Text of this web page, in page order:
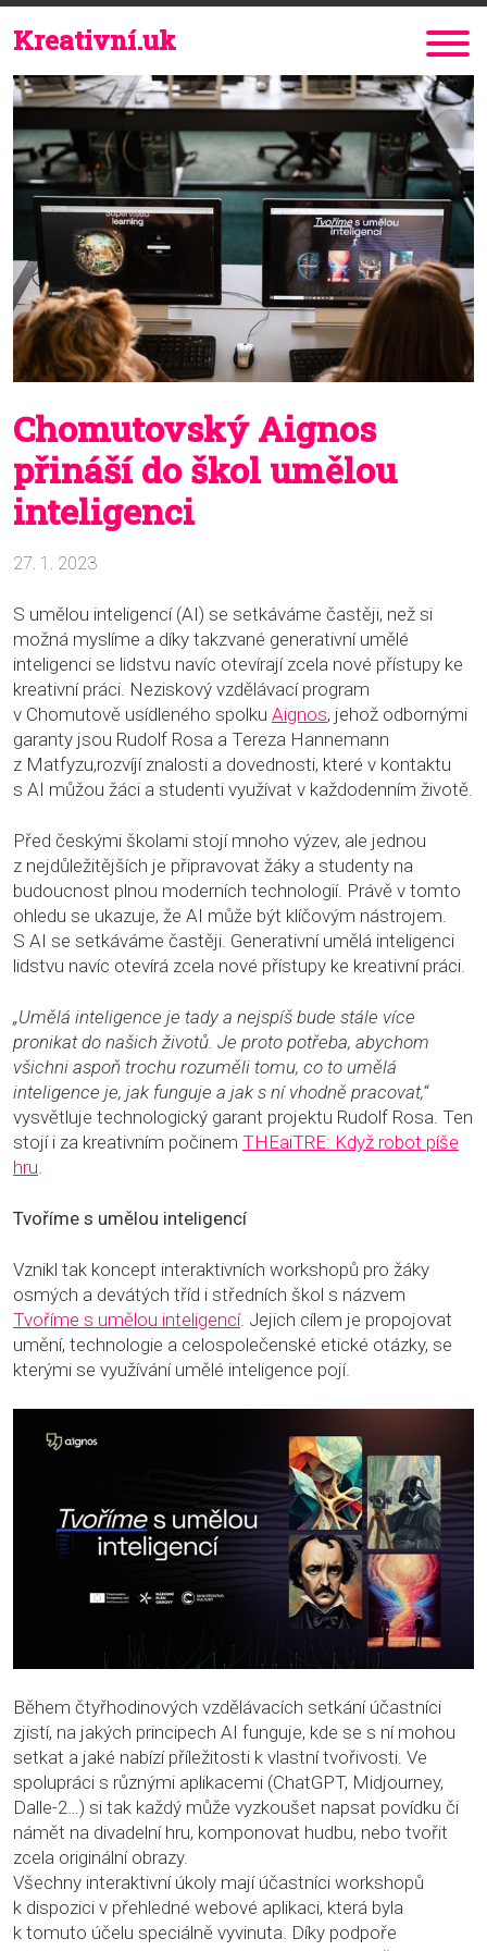
Kreativní.uk
Chomutovský Aignos
přináší do škol umělou
inteligenci
27. 1. 2023
S umělou inteligencí (AI) se setkáváme častěji, než si
možná myslíme a díky takzvané generativní umělé
inteligenci se lidstvu navíc otevírají zcela nové přístupy ke
kreativní práci. Neziskový vzdělávací program
v Chomutově usídleného spolku Aignos, jehož odbornými
garanty jsou Rudolf Rosa a Tereza Hannemann
z Matfyzu,rozvíjí znalosti a dovednosti, které v kontaktu
s AI můžou žáci a studenti využívat v každodenním životě.
Před českými školami stojí mnoho výzev, ale jednou
z nejdůležitějších je připravovat žáky a studenty na
budoucnost plnou moderních technologií. Právě v tomto
ohledu se ukazuje, že AI může být klíčovým nástrojem.
S AI se setkáváme častěji. Generativní umělá inteligenci
lidstvu navíc otevírá zcela nové přístupy ke kreativní práci.
„Umělá inteligence je tady a nejspíš bude stále více
pronikat do našich životů. Je proto potřeba, abychom
všichni aspoň trochu rozuměli tomu, co to umělá
inteligence je, jak funguje a jak s ní vhodně pracovat,“
vysvětluje technologický garant projektu Rudolf Rosa. Ten
stojí i za kreativním počinem THEaiTRE: Když robot píše
hru
Tvoříme s umělou inteligencí
Vznikl tak koncept interaktivních workshopů pro žáky
osmých a devátých tříd i středních škol s názvem
Tvoříme s umělou inteligencí. Jejich cílem je propojovat
umění, technologie a celospolečenské etické otázky, se
kterými se využívání umělé inteligence pojí.
Během čtyřhodinových vzdělávacích setkání účastníci
zjistí, na jakých principech AI funguje, kde se s ní mohou
setkat a jaké nabízí příležitosti k vlastní tvořivosti. Ve
spolupráci s různými aplikacemi (ChatGPT, Midjourney,
Dalle-2…) si tak každý může vyzkoušet napsat povídku či
námět na divadelní hru, komponovat hudbu, nebo tvořit
zcela originální obrazy.
Všechny interaktivní úkoly mají účastníci workshopů
k dispozici v přehledné webové aplikaci, která byla
k tomuto účelu speciálně vyvinuta. Díky podpoře